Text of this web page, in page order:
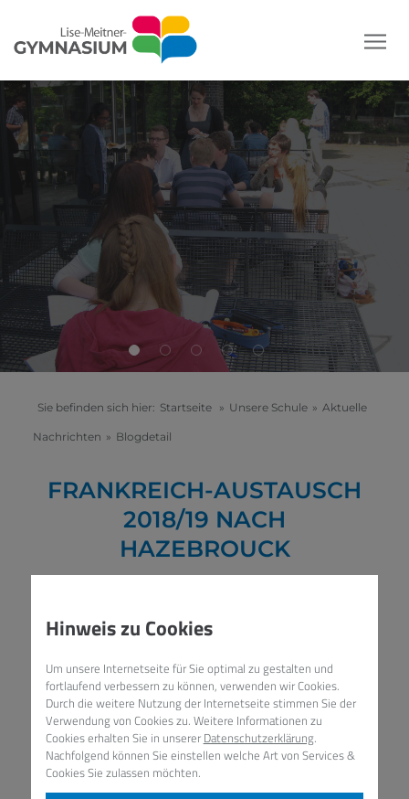
Sie befinden sich hier: Startseite » Unsere Schule » Aktuelle
Nachrichten » Blogdetail
FRANKREICH-AUSTAUSCH
2018/19 NACH
HAZEBROUCK
AUSTAUSCHPROGRAMM
Hinweis zu Cookies
Um unsere Internetseite für Sie optimal zu gestalten und
fortlaufend verbessern zu können, verwenden wir Cookies.
Durch die weitere Nutzung der Internetseite stimmen Sie der
Verwendung von Cookies zu. Weitere Informationen zu
Cookies erhalten Sie in unserer Datenschutzerklärung.
Nachfolgend können Sie einstellen welche Art von Services &
Cookies Sie zulassen möchten.